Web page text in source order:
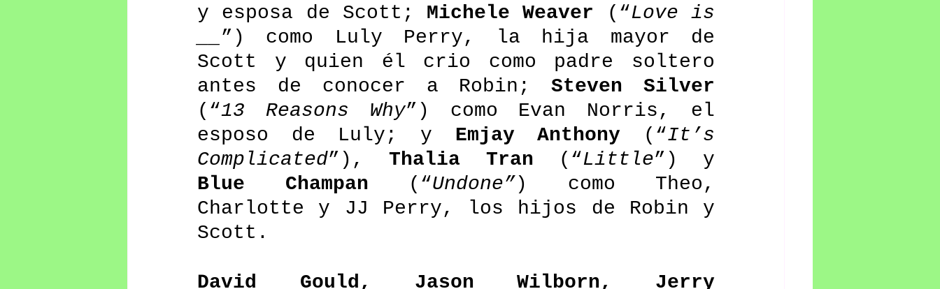
y esposa de Scott; Michele Weaver (“Love is
”) como Luly Perry, la hija mayor de
Scott y quien él crio como padre soltero
antes de conocer a Robin;
(“13 Reasons Why”) como Evan Norris, el
esposo de Luly; y Emjay Anthony (“It’s
Complicated”), Thalia Tran (“Little”) y
Blue Champan
(“Undone”) como Theo,
Charlotte y JJ Perry, los hijos de Robin y
Scott.
David Gould, Jason Wilborn, Jerry